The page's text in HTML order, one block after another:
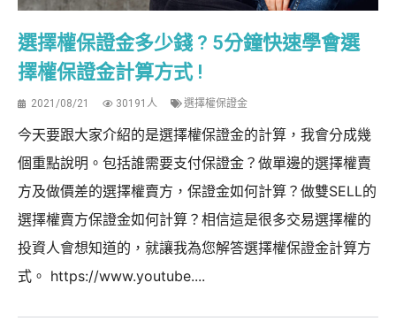
選擇權保證金多少錢 ? 5分鐘快速學會選
擇權保證金計算方式 !
2021/08/21 30191人 選擇權保證金
今天要跟大家介紹的是選擇權保證金的計算，我會分成幾
個重點說明。包括誰需要支付保證金？做單邊的選擇權賣
方及做價差的選擇權賣方，保證金如何計算？做雙SELL的
選擇權賣方保證金如何計算？相信這是很多交易選擇權的
投資人會想知道的，就讓我為您解答選擇權保證金計算方
式。 https://www.youtube....